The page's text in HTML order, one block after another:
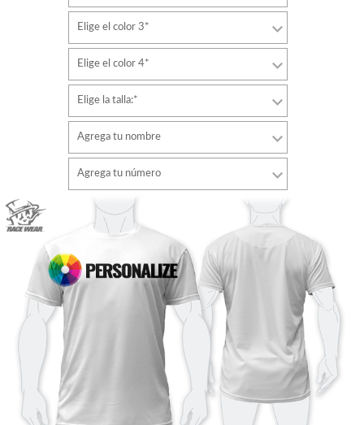
Elige el color 3*
Elige el color 4*
Elige la talla:*
Agrega tu nombre
Color de fuente
Color de contorno
Sin contorno
AÑADIR
Agrega tu número
Tipo de letra
estilo
Color de fuente
Color de contorno